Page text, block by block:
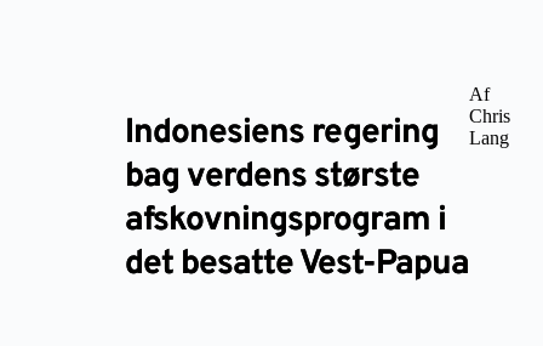
Indonesiens regering
bag verdens største
afskovningsprogram i
det besatte Vest-Papua
Af
Chris
Lang